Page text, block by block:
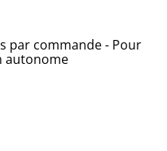
par commande - Pour
autonome